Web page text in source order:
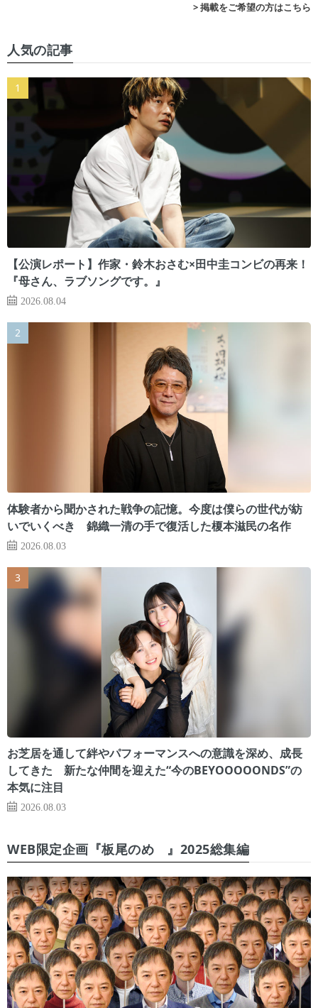
> 掲載をご希望の方はこちら
人気の記事
【公演レポート】作家・鈴木おさむ×田中圭コンビの再来！
『母さん、ラブソングです。』
2026.08.04
体験者から聞かされた戦争の記憶。今度は僕らの世代が紡
いでいくべき 錦織一清の手で復活した榎本滋民の名作
2026.08.03
お芝居を通して絆やパフォーマンスへの意識を深め、成長
してきた 新たな仲間を迎えた“今のBEYOOOOONDS”の
本気に注目
2026.08.03
WEB限定企画『板尾のめ゙』2025総集編